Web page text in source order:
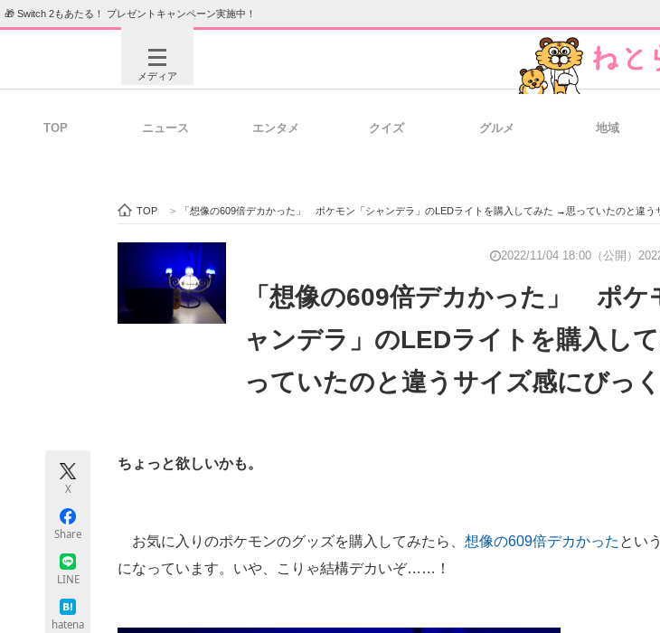
🎁 Switch 2もあたる！ プレゼントキャンペーン実施中！
メディア
ビジネスと働き方のヒント
ITエンジニア向け専門サイト 企業向けIT製品の総合サイト IT製品の技術・比較・事
TOP ニュース エンタメ クイズ グルメ 地域
TOP > 「想像の609倍デカかった」 ポケモン「シャンデラ」のLEDライトを購入してみた →思っていたのと違う
2022/11/04 18:00（公開）
「想像の609倍デカかった」 ポケ
ャンデラ」のLEDライトを購入し
っていたのと違うサイズ感にびっ
X
Share
LINE
hatena
ちょっと欲しいかも。
お気に入りのポケモンのグッズを購入してみたら、 想像の609倍デカかった とい
になっています。いや、こりゃ結構デカいぞ……！